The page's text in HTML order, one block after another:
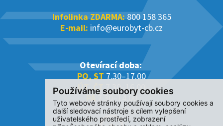
Používáme soubory cookies
Tyto webové stránky používají soubory cookies a
další sledovací nástroje s cílem vylepšení
uživatelského prostředí, zobrazení
Infolinka ZDARMA:800 158 365
E-mail: info@eurobyt-cb.cz
Otevírací doba:
PO, ST 7.30–17.00
ÚT, ČT7.30–16.00
PÁ7.30–14.00